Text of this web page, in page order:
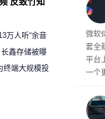
简风
微软
套全
平台
一个
而
品。
万人听“余音
鑫存储被曝
研发基地
终端大规模投